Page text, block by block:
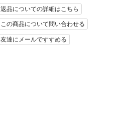
返品についての詳細はこちら
この商品について問い合わせる
友達にメールですすめる